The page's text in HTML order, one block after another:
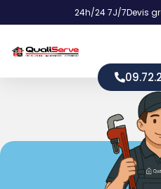
24h/24 7J/7Devis